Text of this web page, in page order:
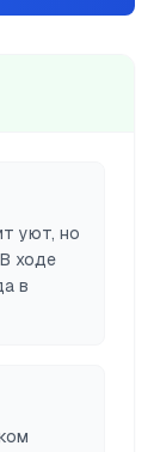
уют, но
ходе
в